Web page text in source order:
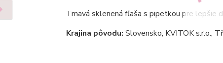
Tmavá sklenená fľaša s pipetkou pre lepšie
Krajina pôvodu: Slovensko, KVITOK s.r.o.,